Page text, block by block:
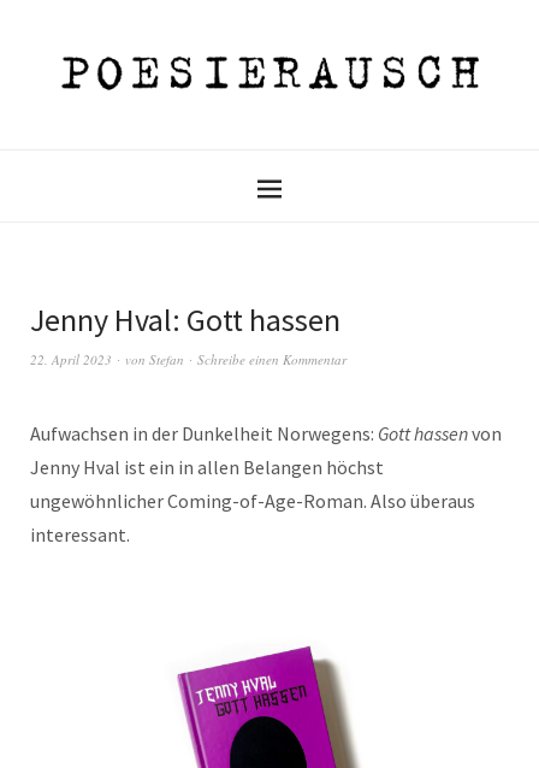
Jenny Hval: Gott hassen
22. April 2023 von Stefan Schreibe einen Kommentar
Aufwachsen in der Dunkelheit Norwegens: Gott hassenvon
Jenny Hval ist ein in allen Belangen höchst
ungewöhnlicher Coming-of-Age-Roman. Also überaus
interessant.